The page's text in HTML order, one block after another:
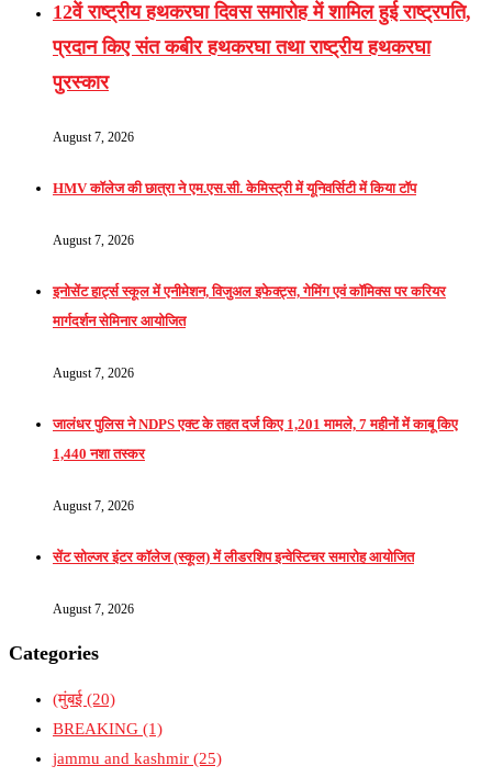
12वें राष्ट्रीय हथकरघा दिवस समारोह में शामिल हुई राष्ट्रपति,
प्रदान किए संत कबीर हथकरघा तथा राष्ट्रीय हथकरघा
पुरस्कार
August 7, 2026
HMV कॉलेज की छात्रा ने एम.एस.सी. केमिस्ट्री में यूनिवर्सिटी में किया टॉप
August 7, 2026
इनोसेंट हार्ट्स स्कूल में एनीमेशन, विजुअल इफेक्ट्स, गेमिंग एवं कॉमिक्स पर करियर
मार्गदर्शन सेमिनार आयोजित
August 7, 2026
जालंधर पुलिस ने NDPS एक्ट के तहत दर्ज किए 1,201 मामले, 7 महीनों में काबू किए
1,440 नशा तस्कर
August 7, 2026
सेंट सोल्जर इंटर कॉलेज (स्कूल) में लीडरशिप इन्वेस्टिचर समारोह आयोजित
August 7, 2026
Categories
(मुंबई (20)
BREAKING (1)
jammu and kashmir (25)